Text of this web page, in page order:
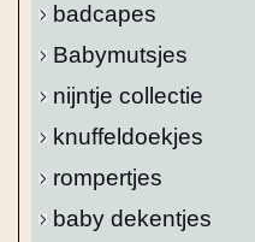
badcapes
Babymutsjes
nijntje collectie
knuffeldoekjes
rompertjes
baby dekentjes